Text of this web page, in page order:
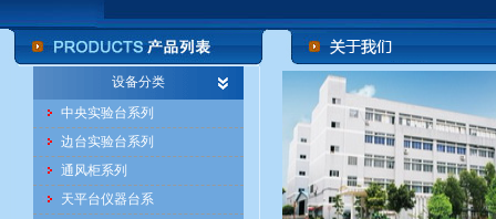
设备分类
中央实验台系列
边台实验台系列
通风柜系列
天平台仪器台系